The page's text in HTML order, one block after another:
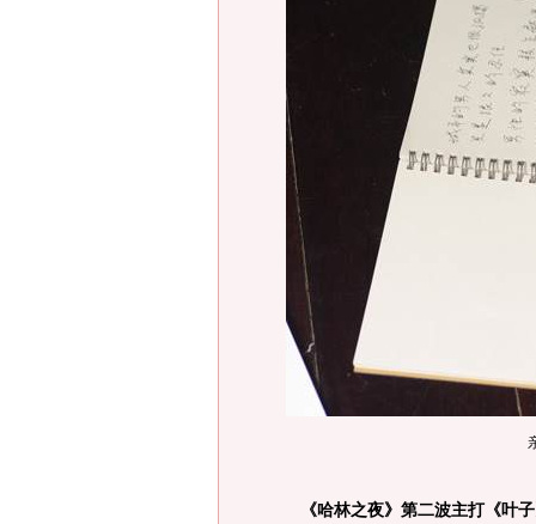
《哈林之夜》第二波主打《叶